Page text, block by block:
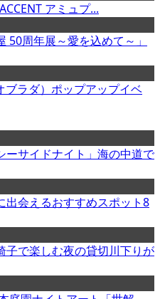
アミュプ...
50周年展～愛を込めて～」
ブラダ）ポップアップイベ
ーサイドナイト」海の中道で
出会えるおすすめスポット8
子で楽しむ夜の貸切川下りが